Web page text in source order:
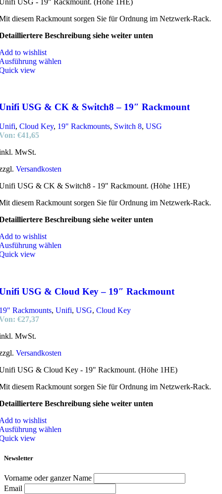
diesem Rackmount sorgen Sie für Ordnung im Netzwerk-Rack.
Beschreibung siehe weiter unten
to wishlist
wählen
view
USG & CK & Switch8 – 19″ Rackmount
, Cloud Key, 19" Rackmounts, Switch 8, USG
€41,65
MwSt.
Versandkosten
USG & CK & Switch8 - 19" Rackmount. (Höhe 1HE)
diesem Rackmount sorgen Sie für Ordnung im Netzwerk-Rack.
Beschreibung siehe weiter unten
to wishlist
wählen
view
USG & Cloud Key – 19″ Rackmount
Rackmounts, Unifi, USG, Cloud Key
€27,37
MwSt.
Versandkosten
USG & Cloud Key - 19" Rackmount. (Höhe 1HE)
diesem Rackmount sorgen Sie für Ordnung im Netzwerk-Rack.
Beschreibung siehe weiter unten
to wishlist
wählen
view
Newsletter
Vorname oder ganzer Name
Email